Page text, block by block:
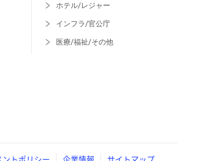
ホテル/レジャー
インフラ/官公庁
医療/福祉/その他